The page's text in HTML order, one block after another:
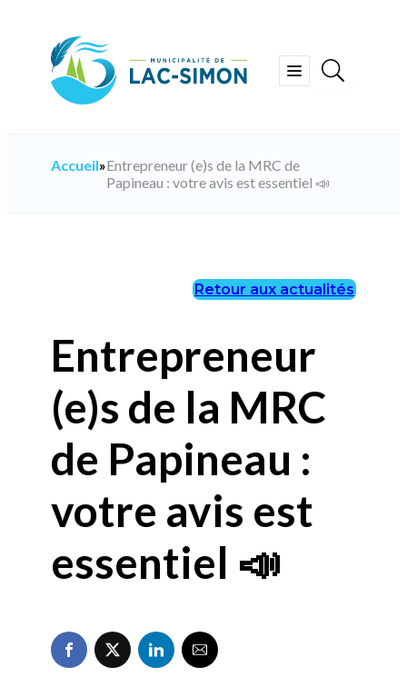
Ouvrir
Accueil»Entrepreneur (e)s de la MRC de
Papineau : votre avis est essentiel 📣
Retour aux actualités
Entrepreneur
(e)s de la MRC
de Papineau :
votre avis est
essentiel 📣